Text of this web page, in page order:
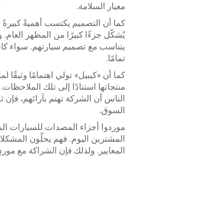
معيار السلامة.
كما أن التصميم يكتسب أهميةً
يُشكّل جزءًا كبيرًا من المظهر العام.
يتناسب مع تصميم سيارتهم. سواء
تمامًا.
كما أن «كيبيل» تولي اهتمامًا وثيقًا
منتجاتها استنادًا إلى تلك
الناس أن الشركة تهتم بآرائهم،
السوق.
موردوا أجزاء المصدات للسيارات
المشترين اليوم. فهم يحلّون
المعايير. ولذلك فإن الشراكة مع